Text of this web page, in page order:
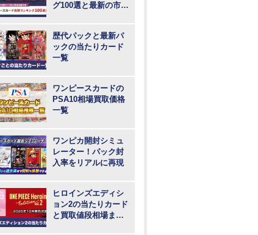
グ100選と最新の市場
歴代パックと最新パ
ックの当たりカード
一覧
ワンピースカードの
PSA10相場買取価格
一覧
ワンピカ開封シミュ
レーター！パック封
入率をリアルに再現
ヒロインズエディシ
ョン2の当たりカード
と買取値段相場まと